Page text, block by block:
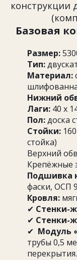
конструкции
Базовая
Размер:
Тип:
Материал:
Нижний
Лаги: 40 х
Пол:доска
Стойки:
стойка)
Верхний
Крепёжные
Подшивка
фаски, ОСП
Кровля:
✔ Стенки-
✔ Стенки-
✔ Модуль
трубы 0,5